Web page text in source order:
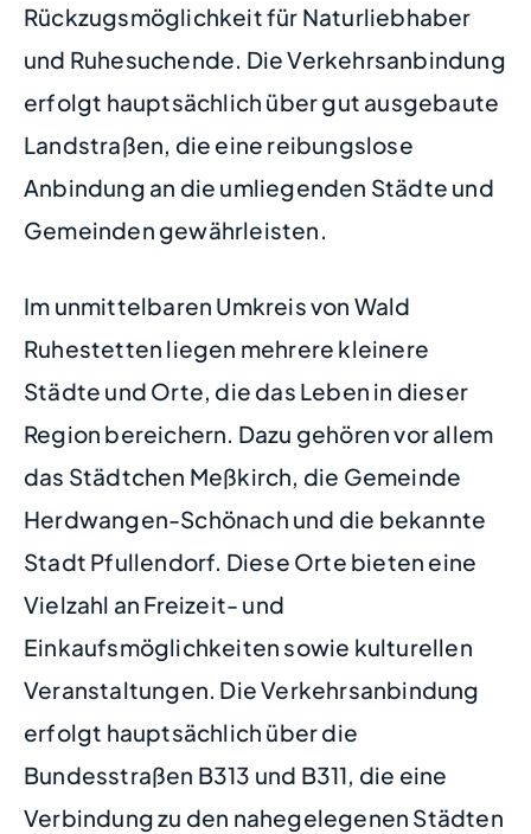
Rückzugsmöglichkeit für Naturliebhaber
und Ruhesuchende. Die Verkehrsanbindung
erfolgt hauptsächlich über gut ausgebaute
Landstraßen, die eine reibungslose
Anbindung an die umliegenden Städte und
Gemeinden gewährleisten.
Im unmittelbaren Umkreis von Wald
Ruhestetten liegen mehrere kleinere
Städte und Orte, die das Leben in dieser
Region bereichern. Dazu gehören vor allem
das Städtchen Meßkirch, die Gemeinde
Herdwangen-Schönach und die bekannte
Stadt Pfullendorf. Diese Orte bieten eine
Vielzahl an Freizeit- und
Einkaufsmöglichkeiten sowie kulturellen
Veranstaltungen. Die Verkehrsanbindung
erfolgt hauptsächlich über die
Bundesstraßen B313 und B311, die eine
Verbindung zu den nahegelegenen Städten